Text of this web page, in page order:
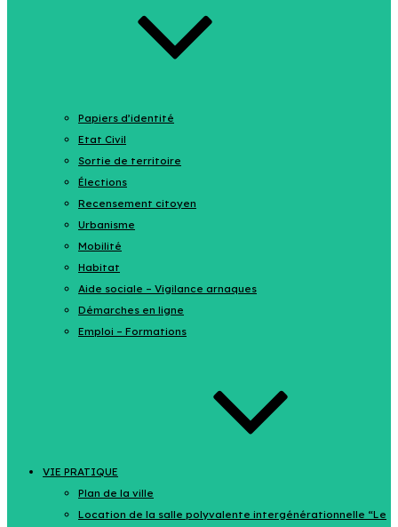
Papiers d’identité
Etat Civil
Sortie de territoire
Élections
Recensement citoyen
Urbanisme
Mobilité
Habitat
Aide sociale – Vigilance arnaques
Démarches en ligne
Emploi – Formations
VIE PRATIQUE
Plan de la ville
Location de la salle polyvalente intergénérationnelle “Le